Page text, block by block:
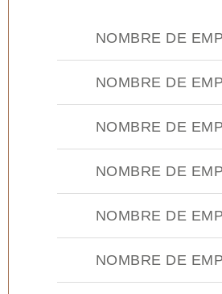
NOMBRE DE
NOMBRE DE
NOMBRE DE
NOMBRE DE
NOMBRE DE
NOMBRE DE